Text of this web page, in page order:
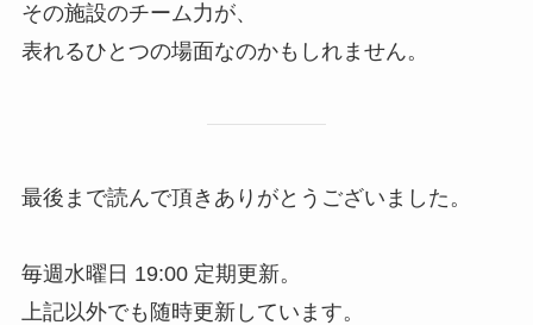
その施設のチーム力が、
表れるひとつの場面なのかもしれません。
最後まで読んで頂きありがとうございました。
毎週水曜日 19:00 定期更新。
上記以外でも随時更新しています。